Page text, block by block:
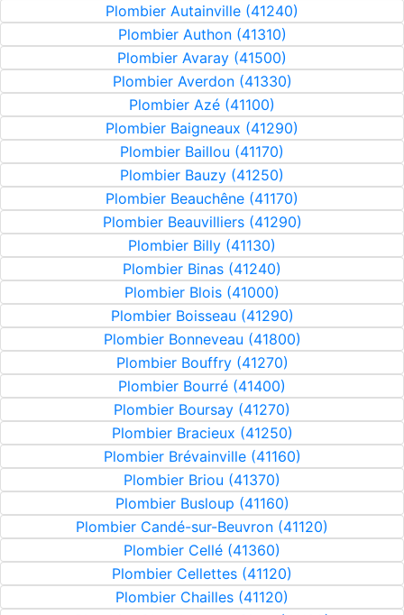
Plombier Autainville (41240)
Plombier Authon (41310)
Plombier Avaray (41500)
Plombier Averdon (41330)
Plombier Azé (41100)
Plombier Baigneaux (41290)
Plombier Baillou (41170)
Plombier Bauzy (41250)
Plombier Beauchêne (41170)
Plombier Beauvilliers (41290)
Plombier Billy (41130)
Plombier Binas (41240)
Plombier Blois (41000)
Plombier Boisseau (41290)
Plombier Bonneveau (41800)
Plombier Bouffry (41270)
Plombier Bourré (41400)
Plombier Boursay (41270)
Plombier Bracieux (41250)
Plombier Brévainville (41160)
Plombier Briou (41370)
Plombier Busloup (41160)
Plombier Candé-sur-Beuvron (41120)
Plombier Cellé (41360)
Plombier Cellettes (41120)
Plombier Chailles (41120)